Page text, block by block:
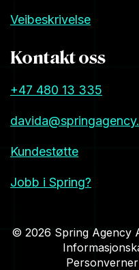
Veibeskrivelse
Kontakt oss
+47 480 13 335
Kundestøtte
Jobb i Spring?
© 2026 Spring Agency